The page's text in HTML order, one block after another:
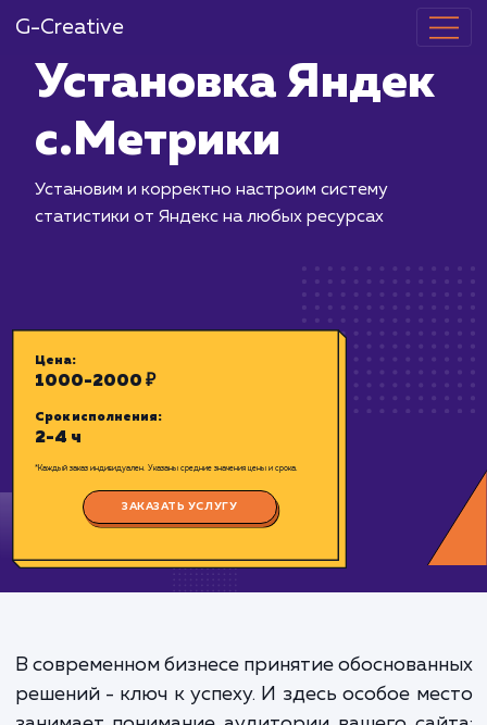
G-Creative
Установка
с.Метрики
Цена:
1000-2000 ₽
ЗАКАЗАТЬ УСЛУГУ